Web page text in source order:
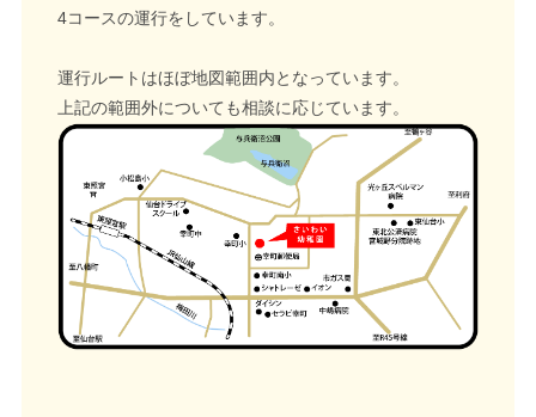
4コースの運行をしています。
運行ルートはほぼ地図範囲内となっています。
上記の範囲外についても相談に応じています。